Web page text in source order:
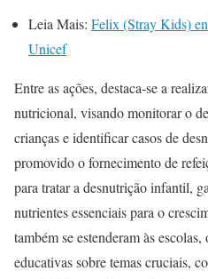
Leia Mais: Felix (Stray Kids)
Unicef
Entre as ações, destaca-se a
nutricional, visando monitorar o
crianças e identificar casos de
promovido o fornecimento de
para tratar a desnutrição infantil,
nutrientes essenciais para o
também se estenderam às
educativas sobre temas cruciais,